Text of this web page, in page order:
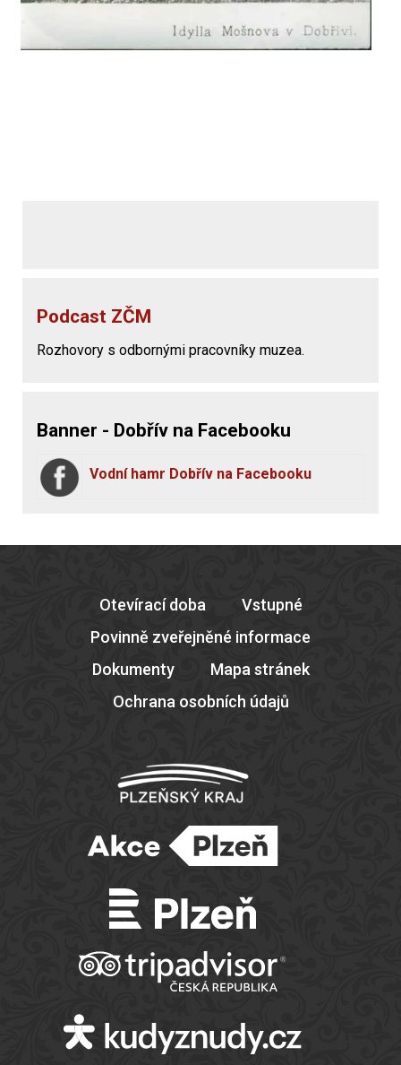
Podcast ZČM
Rozhovory s odbornými pracovníky muzea.
Banner - Dobřív na Facebooku
Vodní hamr Dobřív na Facebooku
Otevírací doba
Vstupné
Povinně zveřejněné informace
Dokumenty
Mapa stránek
Ochrana osobních údajů